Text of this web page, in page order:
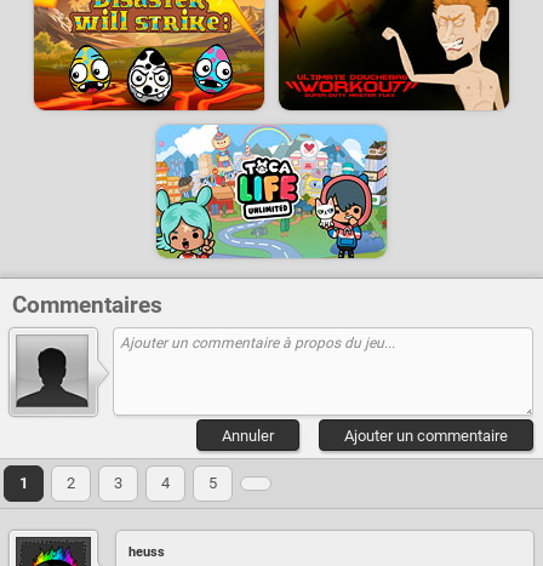
Commentaires
Ajouter un commentaire
Annuler
1 2 3 4 5
heuss